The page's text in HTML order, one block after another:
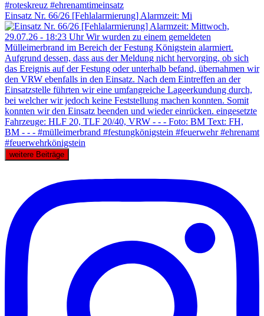
Einsatz Nr. 66/26 [Fehlalarmierung] Alarmzeit: Mi
weitere Beiträge